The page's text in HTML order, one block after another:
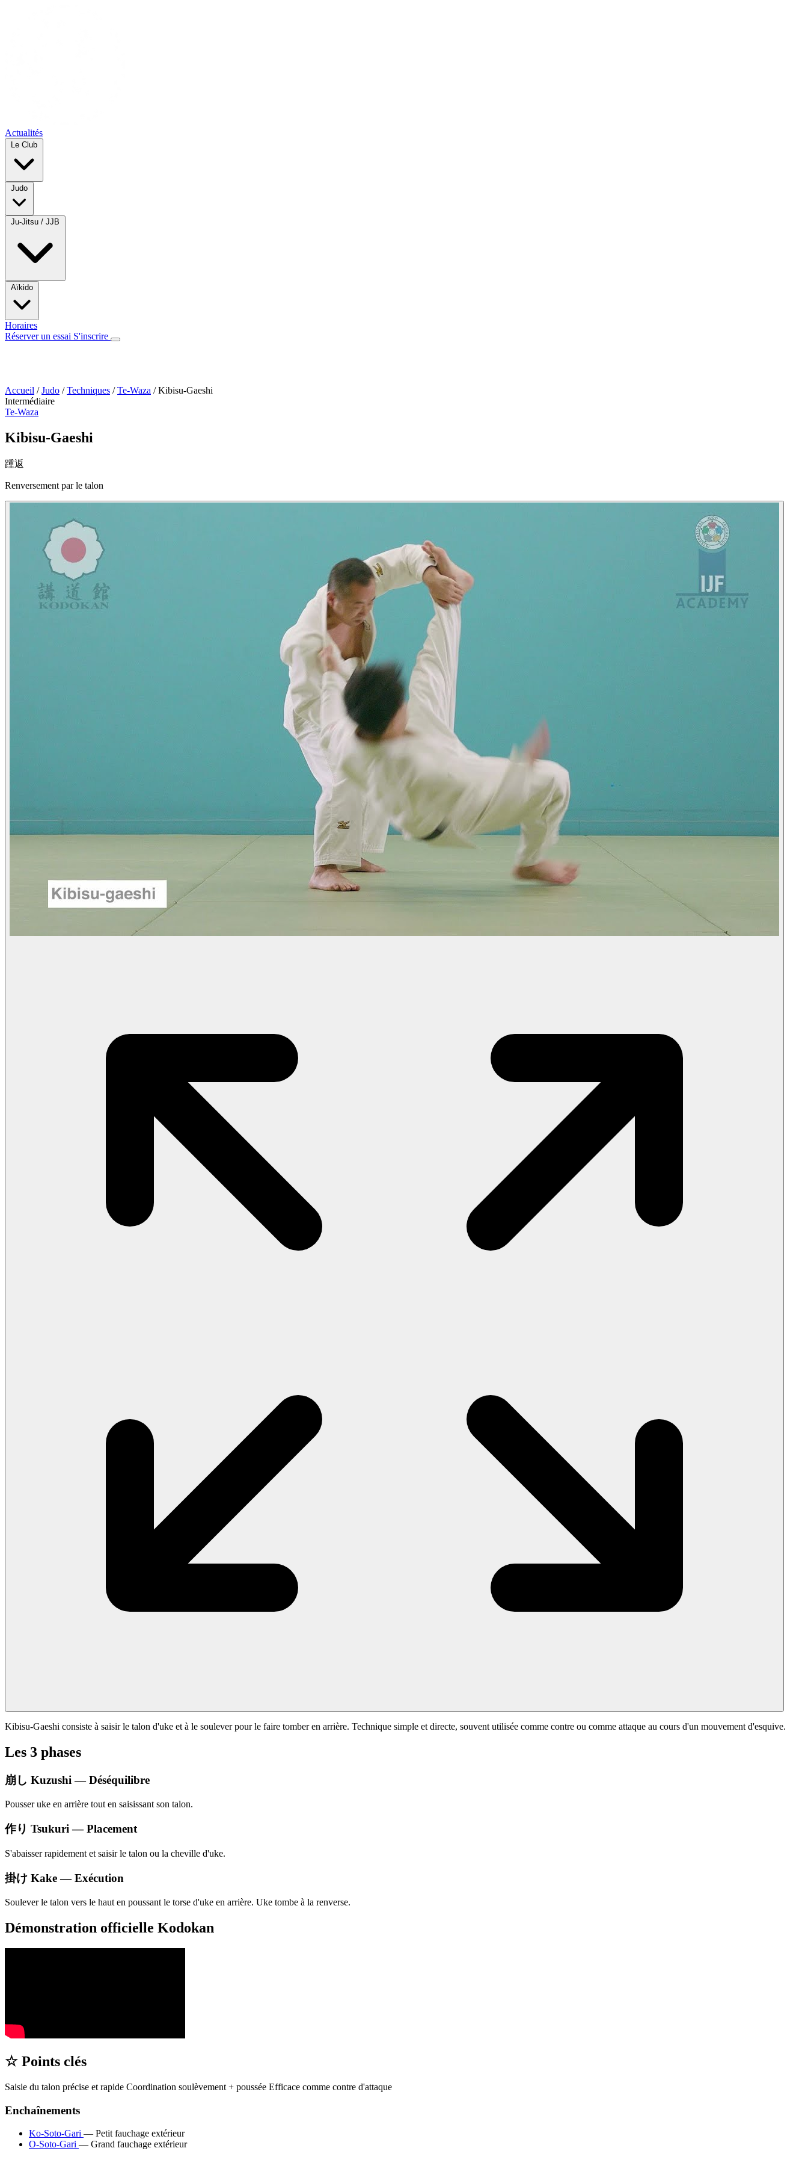
Actualités
Le Club
Judo
Ju-Jitsu / JJB
Aïkido
Horaires
Réserver un essai S'inscrire
Accueil / Judo / Techniques / Te-Waza / Kibisu-Gaeshi
Intermédiaire
Te-Waza
Kibisu-Gaeshi
踵返
Renversement par le talon
Kibisu-Gaeshi consiste à saisir le talon d'uke et à le soulever pour le faire tomber en arrière. Technique simple et directe, souvent utilisée comme contre ou comme attaque au cours d'un mouvement d'esquive.
Les 3 phases
崩し Kuzushi — Déséquilibre
Pousser uke en arrière tout en saisissant son talon.
作り Tsukuri — Placement
S'abaisser rapidement et saisir le talon ou la cheville d'uke.
掛け Kake — Exécution
Soulever le talon vers le haut en poussant le torse d'uke en arrière. Uke tombe à la renverse.
Démonstration officielle Kodokan
☆ Points clés
Saisie du talon précise et rapide Coordination soulèvement + poussée Efficace comme contre d'attaque
Enchaînements
Ko-Soto-Gari — Petit fauchage extérieur
O-Soto-Gari — Grand fauchage extérieur